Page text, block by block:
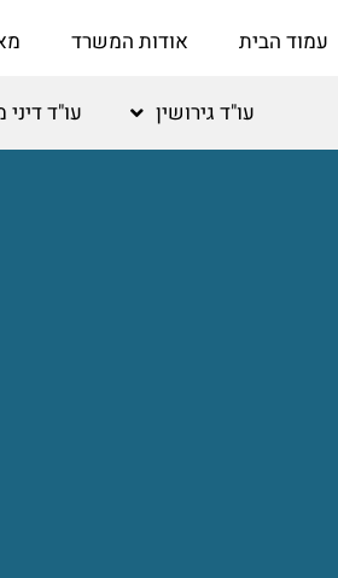
עמוד הבית אודות המשרד
עו"ד גירושין עו"ד